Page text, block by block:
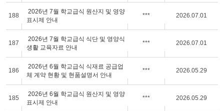
188
2026년 7월 학교급식 원산지 및 영양
표시제 안내
*** 2026.07.01
187
2026년 7월 학교급식 식단 및 영양식
생활 교육자료 안내
*** 2026.07.01
186
2026년 6월 학교급식 식재료 공급업
체 계약 현황 및 현품설명서 안내
*** 2026.05.29
185
2026년 6월 학교급식 원산지 및 영양
표시제 안내
*** 2026.05.29